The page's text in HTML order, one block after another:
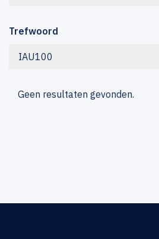
Trefwoord
IAU100
Geen resultaten gevonden.